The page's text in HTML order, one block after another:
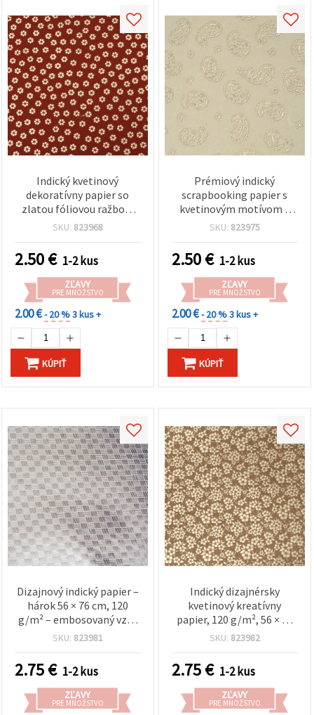
Indický kvetinový
dekoratívny papier so
zlatou fóliovou ražbou,
červený, 56 × 76 cm, 120
scrapbooking,
cardmaking, pozvánky a
DIY tvorbu
SKU: 823968
2.50€ 1-2 kus
ZĽAVY
PRE MNOŽSTVO
2.00 €- 20 %3 kus +
KÚPIŤ
Prémiový indický
scrapbooking papier s
kvetinovým motívom a
zlatou fóliou, 120 g/m²,
bavlneno-hodvábnej
zmesi, bezšvový vzor na
výrobu pohľadníc,
decoupage a DIY tvorenie,
zlatá žltá – HP44
SKU: 823975
2.50€ 1-2 kus
ZĽAVY
PRE MNOŽSTVO
2.00 €- 20 %3 kus +
KÚPIŤ
Dizajnový indický papier –
hárok 56 × 76 cm, 120
g/m² – embosovaný vzor
s metalickou zlatou
cardmaking a DIY tvorenie
– HP50
SKU: 823981
2.75€ 1-2 kus
ZĽAVY
PRE MNOŽSTVO
Indický dizajnérsky
kvetinový kreatívny
papier, 120 g/m², 56 × 76
cm – hnedý hárok so
scrapbooking,
cardmaking, dekupáž, DIY
tvorenie a darčekové
balenie – HP51
SKU: 823982
2.75€ 1-2 kus
ZĽAVY
PRE MNOŽSTVO